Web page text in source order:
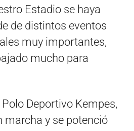
Estadio se haya
de distintos eventos
muy importantes,
mucho para
Deportivo Kempes,
marcha y se potenció